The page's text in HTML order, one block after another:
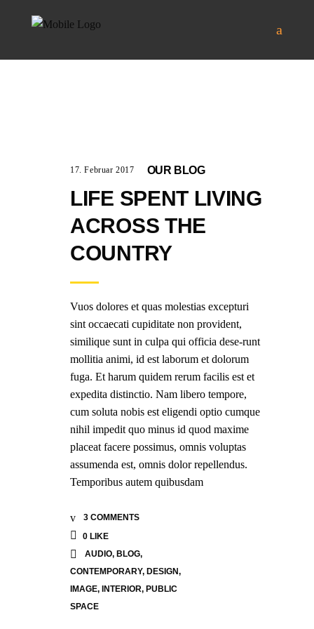
17. Februar 2017 OUR BLOG
LIFE SPENT LIVING
ACROSS THE
COUNTRY
Vuos dolores et quas molestias excepturi
sint occaecati cupiditate non provident,
similique sunt in culpa qui officia dese-runt
mollitia animi, id est laborum et dolorum
fuga. Et harum quidem rerum facilis est et
expedita distinctio. Nam libero tempore,
cum soluta nobis est eligendi optio cumque
nihil impedit quo minus id quod maxime
placeat facere possimus, omnis voluptas
assumenda est, omnis dolor repellendus.
Temporibus autem quibusdam
3 COMMENTS
0 LIKE
AUDIO, BLOG,
CONTEMPORARY, DESIGN,
IMAGE, INTERIOR, PUBLIC
SPACE